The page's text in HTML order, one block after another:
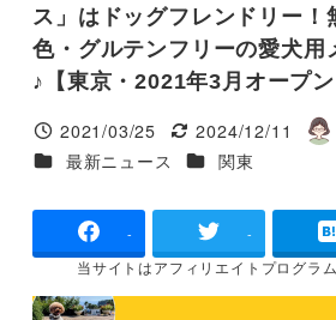
ス」はドッグフレンドリー！
色・グルテンフリーの愛犬用
♪【東京・2021年3月オープン
投稿日
2021/03/25
更新日
2024/12/11
著
カテゴリー
最新ニュース カテゴリー
関東
- -
当サイトはアフィリエイトプログラ